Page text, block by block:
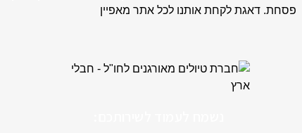
פסחת. דאגת לקחת אותנו לכל אתר מאפיין